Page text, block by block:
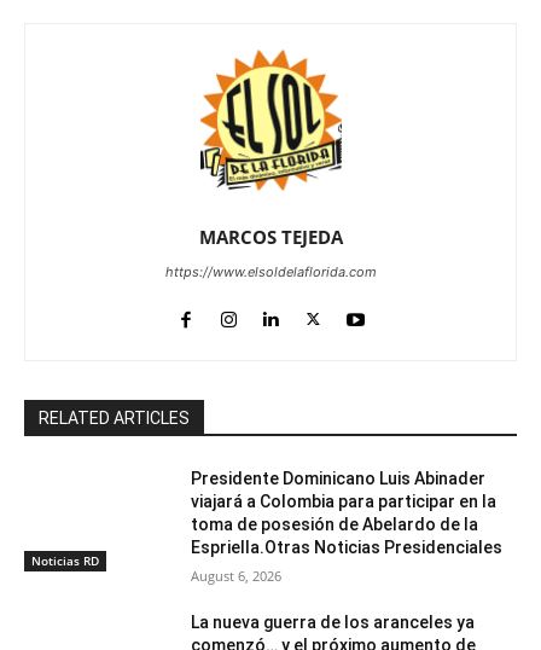
MARCOS TEJEDA
https://www.elsoldelaflorida.com
RELATED ARTICLES
Noticias RD
Presidente Dominicano Luis Abinader
viajará a Colombia para participar en la
toma de posesión de Abelardo de la
Espriella.Otras Noticias Presidenciales
August 6, 2026
La nueva guerra de los aranceles ya
comenzó… y el próximo aumento de